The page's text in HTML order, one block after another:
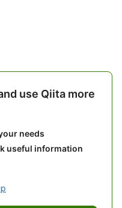
use Qiita more
needs
useful information